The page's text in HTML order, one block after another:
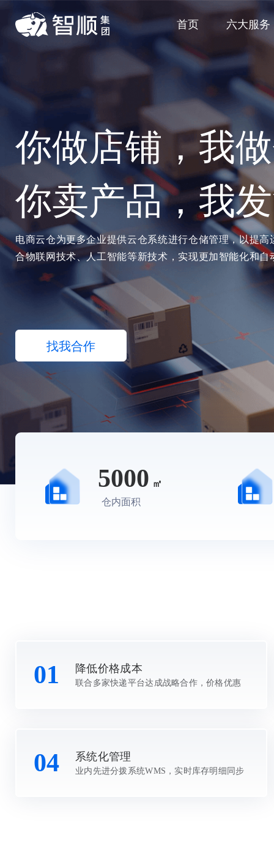
首页 六大服务
你做店铺，我
你卖产品，我
电商云仓为更多企业提供云仓系统进行仓储管理，以提
合物联网技术、人工智能等新技术，实现更加智能化和自
找我合作
5000 ㎡
仓内面积
01 降低价格成本
联合多家快递平台达成战略合作，价格优惠
04 系统化管理
业内先进分拨系统WMS，实时库存明细同步